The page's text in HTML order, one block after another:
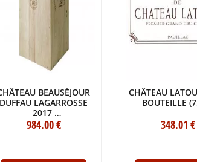
BEAUSÉJOUR
DUFFAU LAGARROSSE
2017
CAISSE BOIS D'ORIGINE
984.00€
CHÂTEAU
BOUTEILLE
348.01 €